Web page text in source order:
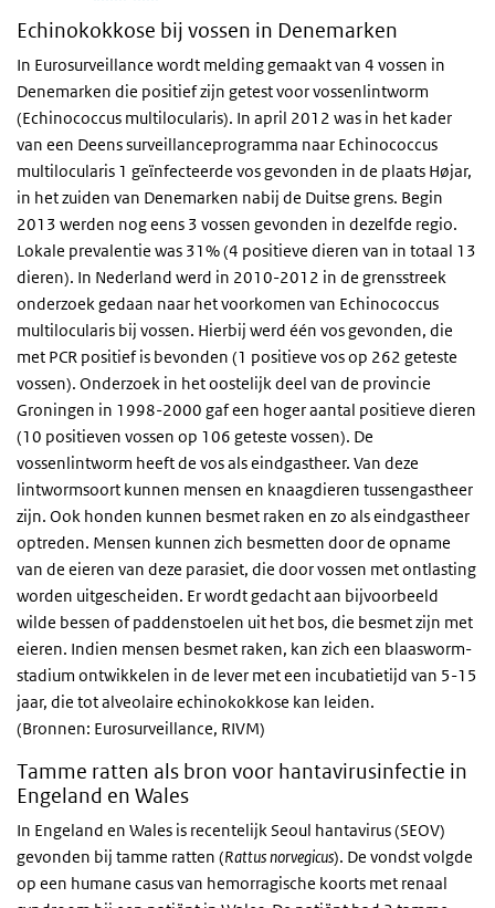
Echinokokkose bij vossen in Denemarken
In Eurosurveillance wordt melding gemaakt van 4 vossen in
Denemarken die positief zijn getest voor vossenlintworm
(Echinococcus multilocularis). In april 2012 was in het kader
van een Deens surveillanceprogramma naar Echinococcus
multilocularis 1 geïnfecteerde vos gevonden in de plaats Højar,
in het zuiden van Denemarken nabij de Duitse grens. Begin
2013 werden nog eens 3 vossen gevonden in dezelfde regio.
Lokale prevalentie was 31% (4 positieve dieren van in totaal 13
dieren). In Nederland werd in 2010-2012 in de grensstreek
onderzoek gedaan naar het voorkomen van Echinococcus
multilocularis bij vossen. Hierbij werd één vos gevonden, die
met PCR positief is bevonden (1 positieve vos op 262 geteste
vossen). Onderzoek in het oostelijk deel van de provincie
Groningen in 1998-2000 gaf een hoger aantal positieve dieren
(10 positieven vossen op 106 geteste vossen). De
vossenlintworm heeft de vos als eindgastheer. Van deze
lintwormsoort kunnen mensen en knaagdieren tussengastheer
zijn. Ook honden kunnen besmet raken en zo als eindgastheer
optreden. Mensen kunnen zich besmetten door de opname
van de eieren van deze parasiet, die door vossen met ontlasting
worden uitgescheiden. Er wordt gedacht aan bijvoorbeeld
wilde bessen of paddenstoelen uit het bos, die besmet zijn met
eieren. Indien mensen besmet raken, kan zich een blaasworm-
stadium ontwikkelen in de lever met een incubatietijd van 5-15
jaar, die tot alveolaire echinokokkose kan leiden.
(Bronnen: Eurosurveillance, RIVM)
Tamme ratten als bron voor hantavirusinfectie in
Engeland en Wales
In Engeland en Wales is recentelijk Seoul hantavirus (SEOV)
gevonden bij tamme ratten (Rattus norvegicus). De vondst volgde
op een humane casus van hemorragische koorts met renaal